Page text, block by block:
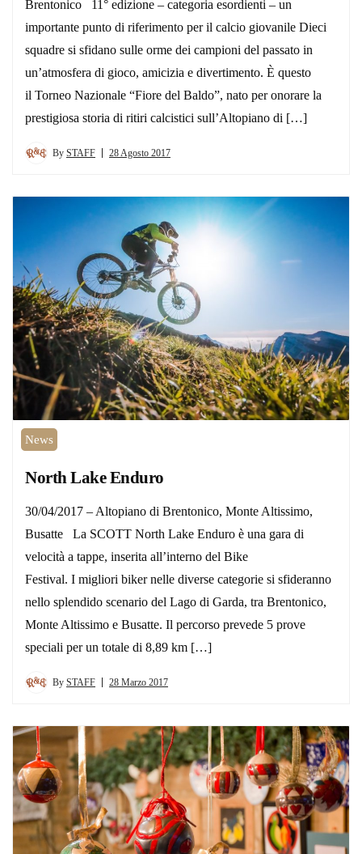
Brentonico 11° edizione – categoria esordienti – un
importante punto di riferimento per il calcio giovanile Dieci
squadre si sfidano sulle orme dei campioni del passato in
un’atmosfera di gioco, amicizia e divertimento. È questo
il Torneo Nazionale “Fiore del Baldo”, nato per onorare la
prestigiosa storia di ritiri calcistici sull’Altopiano di […]
By STAFF 28 Agosto 2017
News
North Lake Enduro
30/04/2017 – Altopiano di Brentonico, Monte Altissimo,
Busatte La SCOTT North Lake Enduro è una gara di
velocità a tappe, inserita all’interno del Bike
Festival. I migliori biker nelle diverse categorie si sfideranno
nello splendido scenario del Lago di Garda, tra Brentonico,
Monte Altissimo e Busatte. Il percorso prevede 5 prove
speciali per un totale di 8,89 km […]
By STAFF 28 Marzo 2017